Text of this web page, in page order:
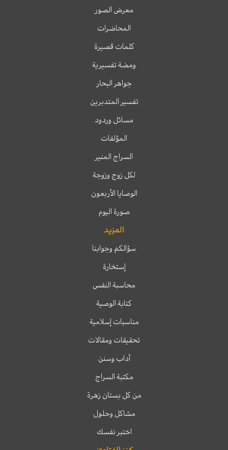
معرض الصور
المحاضرات
كلمات قصيرة
ومضة تفسيرية
جواهر البحار
تفسير المتدبرين
مسائل وردود
المؤلفات
السراج المنير
لكل زوج وزوجة
الوصايا الأربعون
صورة اليوم
المزيد
سؤالكم وجوابنا
إستخارة
محاسبة النفس
كتابة الوصية
مناسبات إسلامية
تحقيقات ومقالات
آداب وسنن
مكتبة السراج
من كل بستان زهرة
مشاكل وحلول
اختبر نفسك